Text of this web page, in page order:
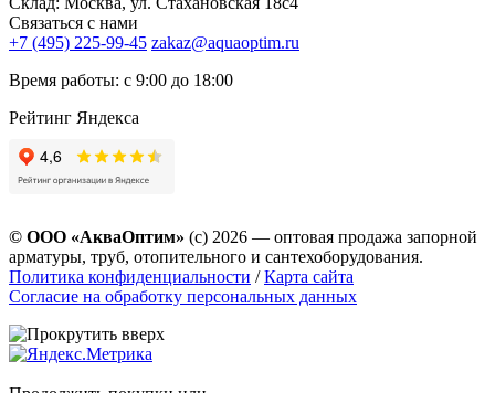
Связаться с нами
+7 (495) 225-99-45 zakaz@aquaoptim.ru
Время работы: с 9:00 до 18:00
Рейтинг Яндекса
© ООО «АкваОптим» (с) 2026 — оптовая продажа запорной
арматуры, труб, отопительного и сантехоборудования.
Политика конфиденциальности /Карта сайта
Согласие на обработку персональных данных